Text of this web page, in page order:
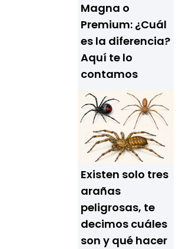
Magna o
Premium: ¿Cuál
es la diferencia?
Aquí te lo
contamos
Existen solo tres
arañas
peligrosas, te
decimos cuáles
son y qué hacer